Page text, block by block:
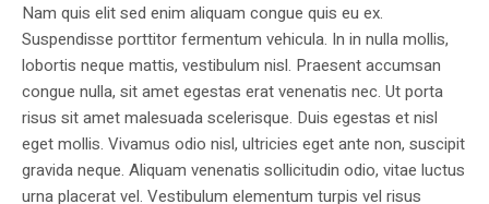
Nam quis elit sed enim aliquam congue quis eu ex.
Suspendisse porttitor fermentum vehicula. In in nulla mollis,
lobortis neque mattis, vestibulum nisl. Praesent accumsan
congue nulla, sit amet egestas erat venenatis nec. Ut porta
risus sit amet malesuada scelerisque. Duis egestas et nisl
eget mollis. Vivamus odio nisl, ultricies eget ante non, suscipit
gravida neque. Aliquam venenatis sollicitudin odio, vitae luctus
urna placerat vel. Vestibulum elementum turpis vel risus